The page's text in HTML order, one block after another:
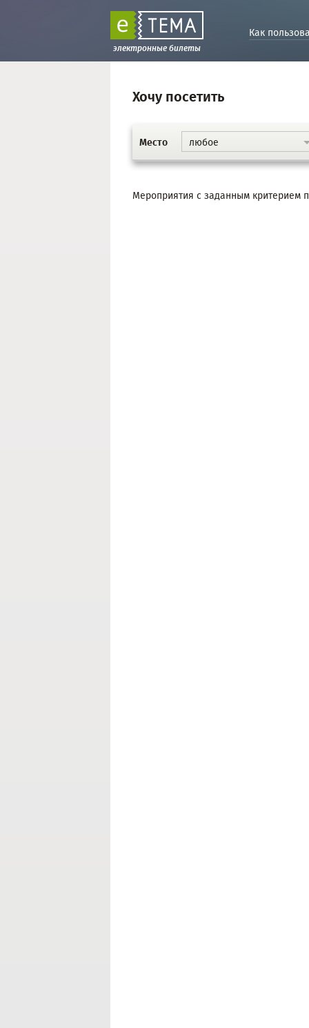
электронные билеты
Как
Хочу посетить
Место любое
Мероприятия с заданным критерием